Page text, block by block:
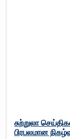
சுற்றுலா
பிரபலமான